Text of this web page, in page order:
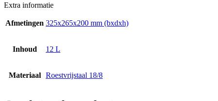
Extra informatie
Afmetingen 325x265x200 mm (bxdxh)
Inhoud 12 L
Materiaal Roestvrijstaal 18/8